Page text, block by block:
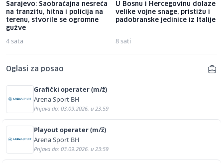
Sarajevo: Saobraćajna nesreća
na tranzitu, hitna i policija na
terenu, stvorile se ogromne
gužve
4 sata
U Bosnu i Hercegovinu dolaze
velike vojne snage, pristižu i
padobranske jedinice iz Italije
8 sati
Oglasi za posao
Grafički operater (m/ž)
Arena Sport BH
Prijava do: 03.09.2026. u 23:59
Playout operater (m/ž)
Arena Sport BH
Prijava do: 03.09.2026. u 23:59